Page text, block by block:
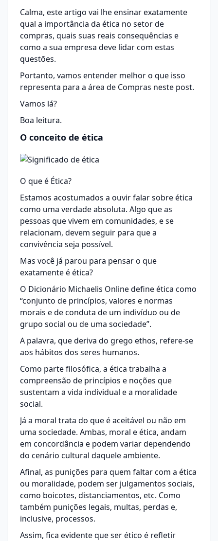
Calma, este artigo vai lhe ensinar exatamente
qual a importância da ética no setor de
compras, quais suas reais consequências e
como a sua empresa deve lidar com estas
questões.
Portanto, vamos entender melhor o que isso
representa para a área de Compras neste post.
Vamos lá?
Boa leitura.
O conceito de ética
O que é Ética?
Estamos acostumados a ouvir falar sobre ética
como uma verdade absoluta. Algo que as
pessoas que vivem em comunidades, e se
relacionam, devem seguir para que a
convivência seja possível.
Mas você já parou para pensar o que
exatamente é ética?
O Dicionário Michaelis Onlinedefine ética como
“conjunto de princípios, valores e normas
morais e de conduta de um indivíduo ou de
grupo social ou de uma sociedade”.
A palavra, que deriva do grego ethos, refere-se
aos hábitos dos seres humanos.
Como parte filosófica, a ética trabalha a
compreensão de princípios e noções que
sustentam a vida individual e a moralidade
social.
Já a moral trata do que é aceitável ou não em
uma sociedade. Ambas, moral e ética, andam
em concordância e podem variar dependendo
do cenário cultural daquele ambiente.
Afinal, as punições para quem faltar com a ética
ou moralidade, podem ser julgamentos sociais,
como boicotes, distanciamentos, etc. Como
também punições legais, multas, perdas e,
inclusive, processos.
Assim, fica evidente que ser ético é refletir